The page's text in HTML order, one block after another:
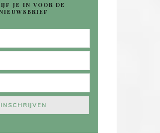
JE IN VOOR DE